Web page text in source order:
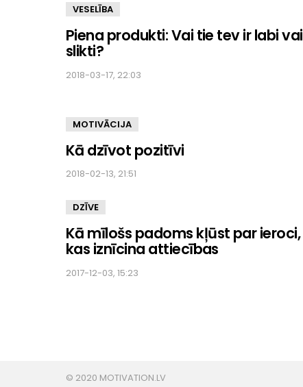
VESELĪBA
Piena produkti: Vai tie tev ir labi vai
slikti?
2018-03-17, 22:03
MOTIVĀCIJA
Kā dzīvot pozitīvi
2018-02-13, 21:51
DZĪVE
Kā mīlošs padoms kļūst par ieroci,
kas iznīcina attiecības
2017-12-03, 15:23